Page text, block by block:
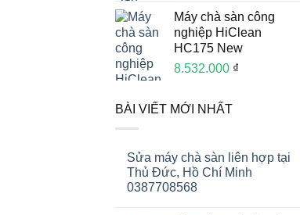
Máy chà sàn công
nghiệp HiClean
HC175 New
8.532.000 ₫
BÀI VIẾT MỚI NHẤT
Sửa máy chà sàn liên hợp tại
Thủ Đức, Hồ Chí Minh
0387708568